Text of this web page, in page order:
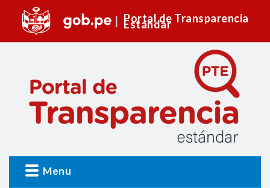
Portal de Transparencia
Estándar
Menu